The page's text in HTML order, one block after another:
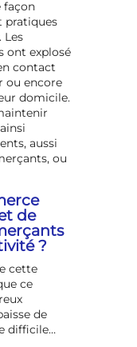
façon
pratiques
Les
ont explosé
contact
ou encore
domicile.
aussi
ou
de
?
cette
ce
de
difficile…